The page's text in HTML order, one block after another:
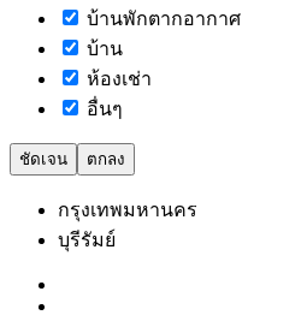
บ้านพักตากอากาศ
บ้าน
ห้องเช่า
อื่นๆ
ชัดเจน ตกลง
กรุงเทพมหานคร
บุรีรัมย์